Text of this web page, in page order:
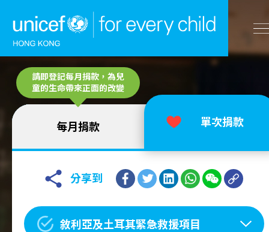
跳到內容（按回車鍵）
A A
我們的工作
立即行動
每月捐款
請即登記每月捐款，為兒
童的生命帶來正面的改變
單次捐款
分享到
敘利亞及土耳其緊急救援項目